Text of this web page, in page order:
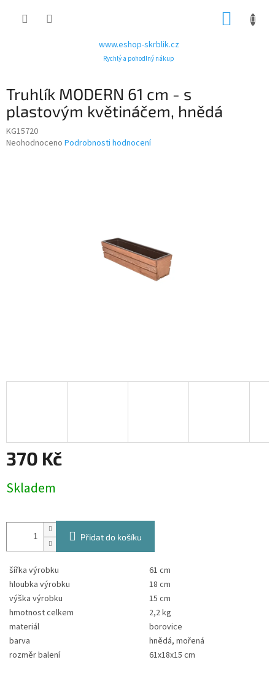
www.eshop-skrblik.cz
Rychlý a pohodlný nákup
Truhlík MODERN 61 cm - s
plastovým květináčem, hnědá
KG15720
Průměrné
Neohodnoceno Podrobnosti hodnocení
370 Kč
cena:
Skladem
Přidat do košíku
šířka výrobku
61 cm
hloubka výrobku
18 cm
výška výrobku
15 cm
hmotnost celkem
2,2 kg
materiál
borovice
barva
hnědá, mořená
rozměr balení
61x18x15 cm